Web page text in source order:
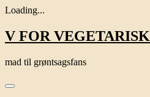
Loading...
Skip
to
V FOR VEGETARISK
mad til grøntsagsfans